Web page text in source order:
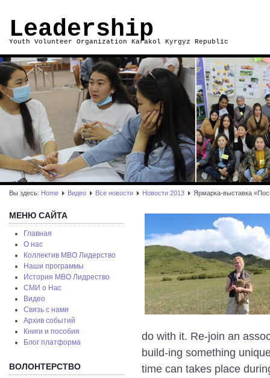
Leadership
Youth Volunteer Organization Karakol Kyrgyz Republic
Вы здесь: Home Видео Все новости Новости 2013 Ярмарка-выставка
МЕНЮ САЙТА
Главная
О нас
Коллектив МВО Лидерство
Наши программы
История МВО Лидрество
СМИ о Нас
Видео
Связь с нами
Архив событий
Книги и пособия
Блог платформа
ВОЛОНТЕРСТВО
do with it. Re-join an
build-ing something
time can takes place